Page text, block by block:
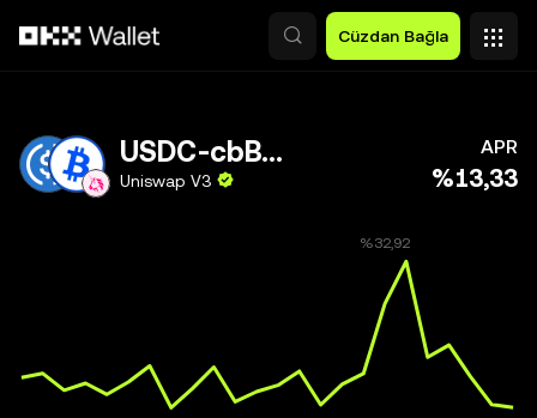
Cüzdan Bağla
USDC-cbBTC
Uniswap V3
APR
%13,33